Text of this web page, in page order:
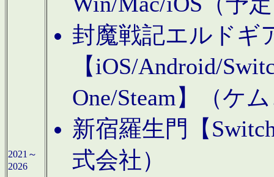
2021～
2026
封魔戦記エルドギ
【iOS/Android/
One/Steam】（ケ
新宿羅生門【
式会社）